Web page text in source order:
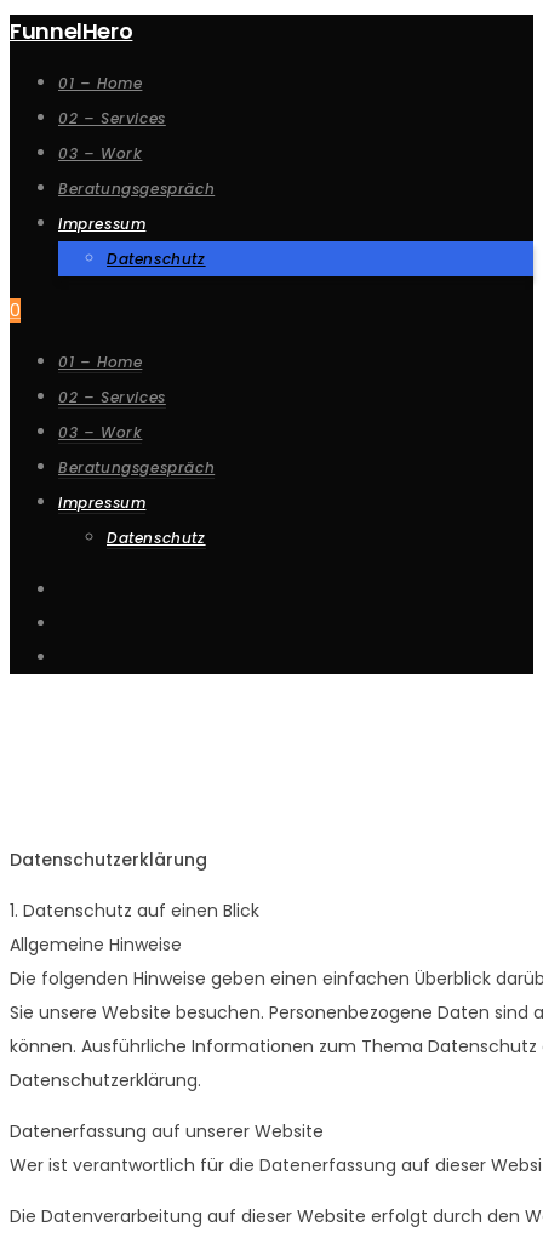
FunnelHero
01 – Home
02 – Services
03 – Work
Beratungsgespräch
Impressum
Datenschutz
0
01 – Home
02 – Services
03 – Work
Beratungsgespräch
Impressum
Datenschutz
Datenschutzerklärung
1. Datenschutz auf einen Blick
Allgemeine Hinweise
Die folgenden Hinweise geben einen einfachen Überblick
Sie unsere Website besuchen. Personenbezogene Daten
können. Ausführliche Informationen zum Thema
Datenschutzerklärung.
Datenerfassung auf unserer Website
Wer ist verantwortlich für die Datenerfassung auf dieser
Die Datenverarbeitung auf dieser Website erfolgt durch den